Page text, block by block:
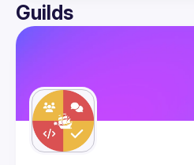
User
Guilds
Guilds